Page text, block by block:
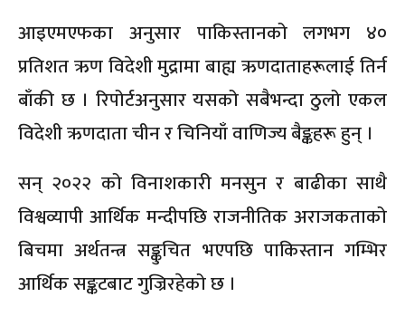
आइएमएफका अनुसार पाकिस्तानको लगभग ४०
प्रतिशत ऋण विदेशी मुद्रामा बाह्य ऋणदाताहरूलाई तिर्न
बाँकी छ । रिपोर्टअनुसार यसको सबैभन्दा ठुलो एकल
विदेशी ऋणदाता चीन र चिनियाँ वाणिज्य बैङ्कहरू हुन् ।
सन् २०२२ को विनाशकारी मनसुन र बाढीका साथै
विश्वव्यापी आर्थिक मन्दीपछि राजनीतिक अराजकताको
बिचमा अर्थतन्त्र सङ्कुचित भएपछि पाकिस्तान गम्भिर
आर्थिक सङ्कटबाट गुज्रिरहेको छ ।